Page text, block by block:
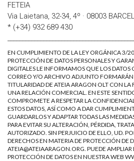
FETEIA
Via Laietana, 32-34, 4º · 08003
* (+34) 932 689 430
EN CUMPLIMIENTO DE LA LEY ORGÁNICA 3/
PROTECCIÓN DE DATOS PERSONALES Y
DIGITALES LE INFORMAMOS QUE LOS DATOS
CORREO Y/O ARCHIVO ADJUNTO FORMARÁN
TITULARIDAD DE ATEIA ARAGON OLT CON
UNA RELACIÓN COMERCIAL. EN ESTE
COMPROMETE A RESPETAR LA
ESTOS DATOS, ASÍ COMO A DAR
GUARDARLOS Y ADAPTAR TODAS LAS
PARA EVITAR SU ALTERACIÓN, PÉRDIDA,
AUTORIZADO. SIN PERJUICIO DE ELLO, UD.
DERECHOS EN MATERIA DE PROTECCIÓN DE
ATEIA@ATEIAARAGON.ORG. PUEDE
PROTECCIÓN DE DATOS EN NUESTRA WEB